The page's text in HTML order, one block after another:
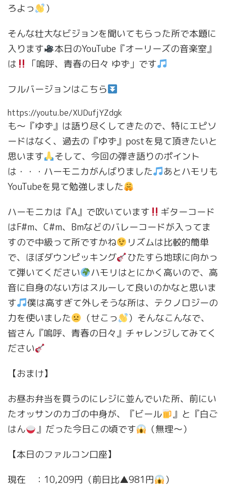
ろよっ
）
そんな壮大なビジョンを聞いてもらった所で本題に
入ります
本日のYouTube『オーリーズの音楽室』
は
「嗚呼、青春の日々 ゆず」です
フルバージョンはこちら
https://youtu.be/XUDufjYZdgk
も〜『ゆず』は語り尽くしてきたので、特にエピソ
ードはなく、過去の『ゆず』postを見て頂きたいと
思います
そして、今回の弾き語りのポイント
は・・・ハーモニカがんばりました
あとハモリも
YouTubeを見て勉強しました
ハーモニカは『A』で吹いています
ギターコード
はF#m、C#m、Bmなどのバレーコードが入ってま
すので中級って所ですかね
リズムは比較的簡単
で、ほぼダウンピッキング
ひたすら地球に向かっ
て弾いてください
ハモリはとにかく高いので、高
音に自身のない方はスルーして良いのかなと思いま
す
僕は高すぎて外しそうな所は、テクノロジーの
力を使いました
（せこっ
）そんなこんなで、
皆さん『嗚呼、青春の日々』チャレンジしてみてく
ださい
【おまけ】
お昼お弁当を買うのにレジに並んでいた所、前にい
たオッサンのカゴの中身が、『ビール
』と『白ご
はん
』だった今日この頃です
（無理〜）
【本日のファルコン口座】
現在 ：10,209円（前日比▲981円
）